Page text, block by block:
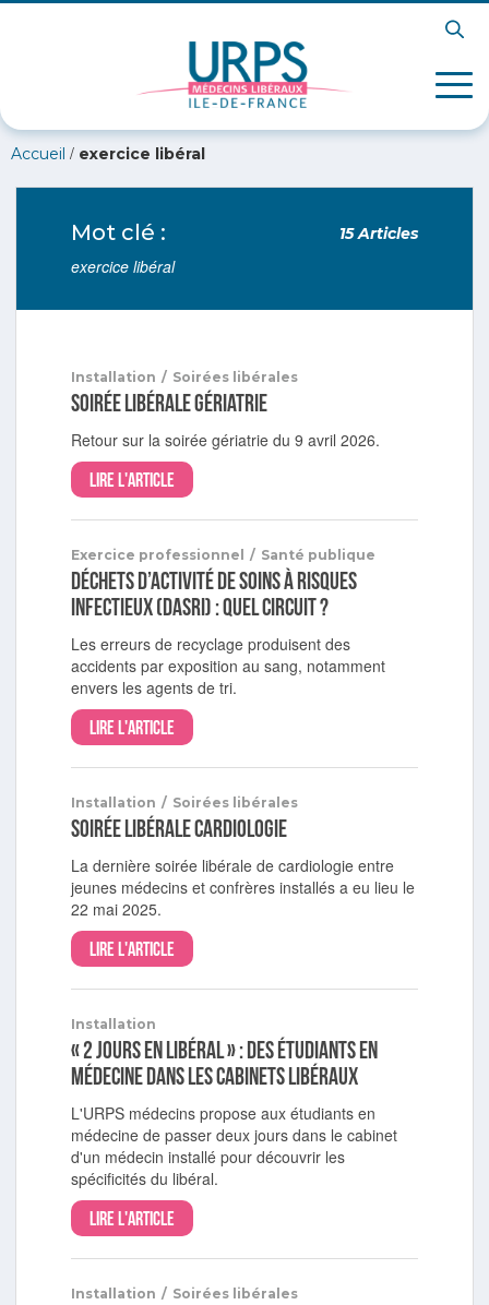
Accueil / exercice libéral
Mot clé : 15 Articles
exercice libéral
Installation / Soirées libérales
Soirée libérale gériatrie
Retour sur la soirée gériatrie du 9 avril 2026.
Lire l'article
Exercice professionnel / Santé publique
Déchets d’activité de soins à risques
infectieux (DASRI) : quel circuit ?
Les erreurs de recyclage produisent des
accidents par exposition au sang, notamment
envers les agents de tri.
Lire l'article
Installation / Soirées libérales
Soirée libérale cardiologie
La dernière soirée libérale de cardiologie entre
jeunes médecins et confrères installés a eu lieu le
22 mai 2025.
Lire l'article
Installation
« 2 jours en libéral » : des étudiants en
médecine dans les cabinets libéraux
L'URPS médecins propose aux étudiants en
médecine de passer deux jours dans le cabinet
d'un médecin installé pour découvrir les
spécificités du libéral.
Lire l'article
Installation / Soirées libérales